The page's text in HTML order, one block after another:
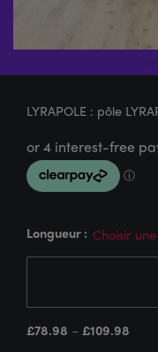
LYRAPOLE : pôle
Longueur :
£78.98 – £109.98